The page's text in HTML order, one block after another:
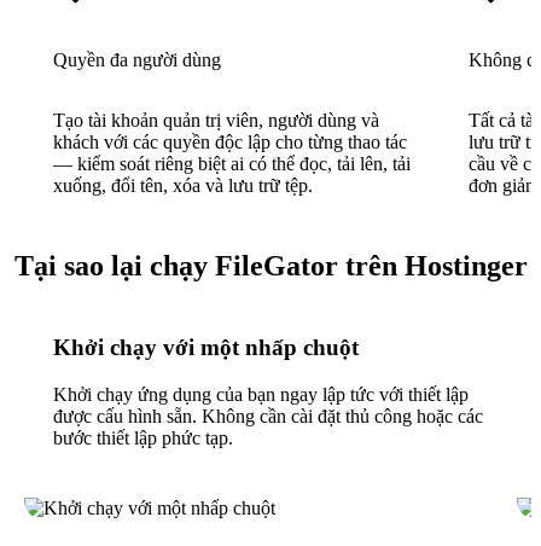
Quyền đa người dùng
Tạo tài khoản quản trị viên, người dùng và
khách với các quyền độc lập cho từng thao tác
— kiểm soát riêng biệt ai có thể đọc, tải lên, tải
xuống, đổi tên, xóa và lưu trữ tệp.
Không
Tất cả
lưu trữ
cầu về
đơn giản
Tại sao lại chạy FileGator trên Hostinger
Khởi chạy với một nhấp chuột
Khởi chạy ứng dụng của bạn ngay lập tức với thiết lập
được cấu hình sẵn. Không cần cài đặt thủ công hoặc các
bước thiết lập phức tạp.